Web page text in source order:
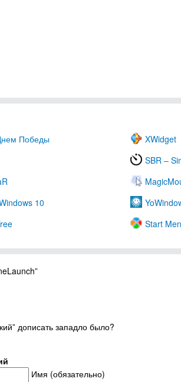
Победы
XWidget
SBR –
10
Start
дописать западло было?
Имя (обязательно)